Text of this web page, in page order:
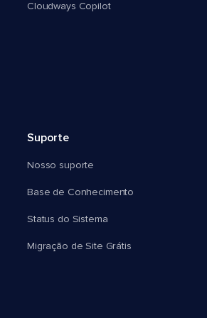
Cloudways Copilot
Suporte
Nosso suporte
Base de Conhecimento
Status do Sistema
Migração de Site Grátis